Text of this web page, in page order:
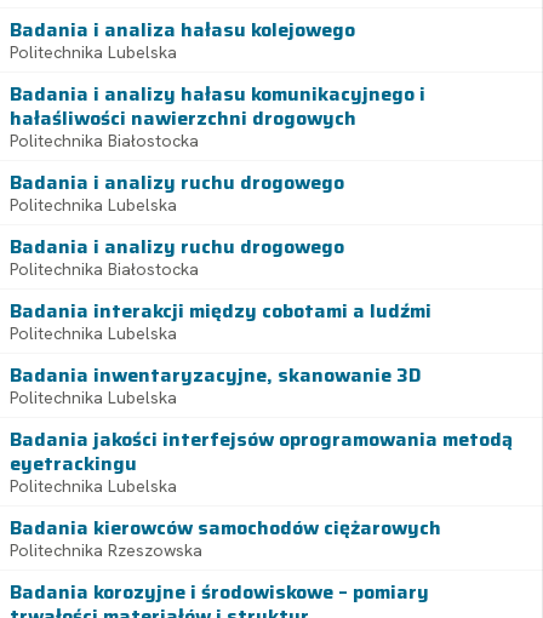
Badania i analiza hałasu kolejowego
Politechnika Lubelska
Badania i analizy hałasu komunikacyjnego i
hałaśliwości nawierzchni drogowych
Politechnika Białostocka
Badania i analizy ruchu drogowego
Politechnika Lubelska
Badania i analizy ruchu drogowego
Politechnika Białostocka
Badania interakcji między cobotami a ludźmi
Politechnika Lubelska
Badania inwentaryzacyjne, skanowanie 3D
Politechnika Lubelska
Badania jakości interfejsów oprogramowania metodą
eyetrackingu
Politechnika Lubelska
Badania kierowców samochodów ciężarowych
Politechnika Rzeszowska
Badania korozyjne i środowiskowe – pomiary